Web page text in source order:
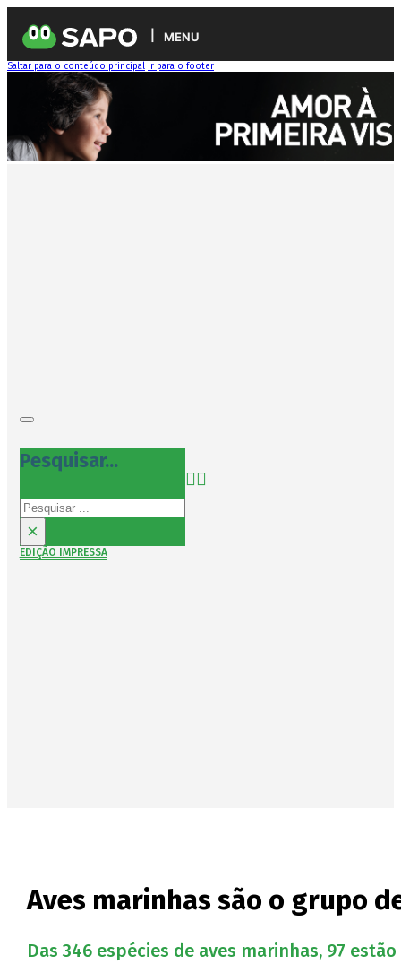
MENU
Saltar para o conteúdo principal Ir para o footer
Pesquisar...
Pesquisar
×
EDIÇÃO IMPRESSA
Aves marinhas são o grupo
Das 346 espécies de aves marinhas, 97